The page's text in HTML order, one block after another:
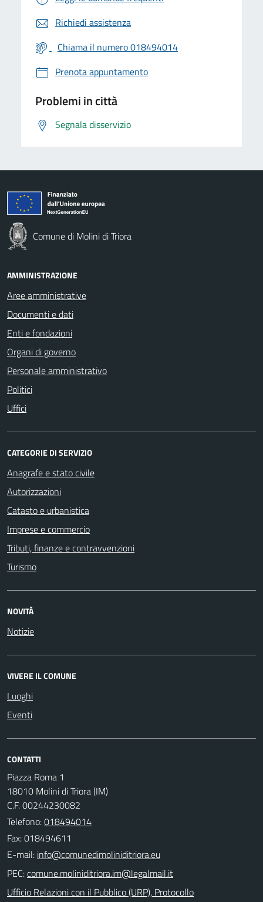
Richiedi assistenza
Chiama il numero 018494014
Prenota appuntamento
Problemi in città
Segnala disservizio
Comune di Molini di Triora
AMMINISTRAZIONE
Aree amministrative
Documenti e dati
Enti e fondazioni
Organi di governo
Personale amministrativo
Politici
Uffici
CATEGORIE DI SERVIZIO
Anagrafe e stato civile
Autorizzazioni
Catasto e urbanistica
Imprese e commercio
Tributi, finanze e contravvenzioni
Turismo
NOVITÀ
Notizie
VIVERE IL COMUNE
Luoghi
Eventi
CONTATTI
Piazza Roma 1
18010 Molini di Triora (IM)
C.F. 00244230082
Telefono:018494014
Fax: 018494611
E-mail:
PEC:
Ufficio Relazioni con il Pubblico (URP), Protocollo